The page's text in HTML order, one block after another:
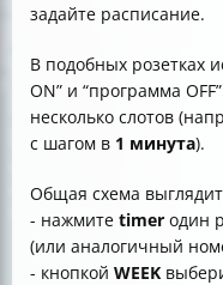
задайте расписание.
В подобных розетках
ON” и “программа
несколько слотов
с шагом в 1 минута).
Общая схема выглядит
- нажмите timer один
(или аналогичный
- кнопкой WEEK